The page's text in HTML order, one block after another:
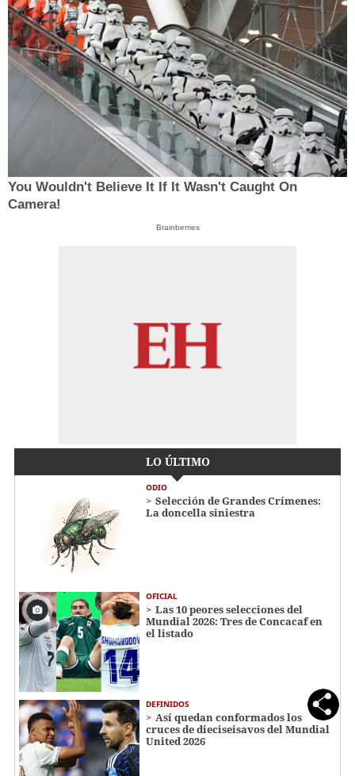
You Wouldn't Believe It If It Wasn't Caught On
Camera!
Brainberries
LO ÚLTIMO
ODIO
Selección de Grandes Crímenes:
La doncella siniestra
OFICIAL
Las 10 peores selecciones del
Mundial 2026: Tres de Concacaf en
el listado
DEFINIDOS
Así quedan conformados los
cruces de dieciseisavos del Mundial
United 2026